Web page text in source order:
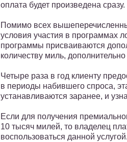
оплата будет произведена сразу.
Помимо всех
условия участия в программах
программы присваиваются
количеству миль,
Четыре раза в год клиенту
в периоды набившего спроса,
устанавливаются заранее, и
Если для получения
10 тысяч милей, то владелец
воспользоваться данной